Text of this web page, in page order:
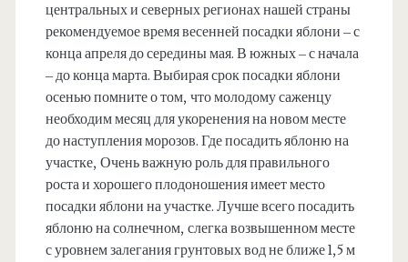
центральных и северных регионах нашей страны
рекомендуемое время весенней посадки яблони – с
конца апреля до середины мая. В южных – с начала
– до конца марта. Выбирая срок посадки яблони
осенью помните о том, что молодому саженцу
необходим месяц для укоренения на новом месте
до наступления морозов. Где посадить яблоню на
участке, Очень важную роль для правильного
роста и хорошего плодоношения имеет место
посадки яблони на участке. Лучше всего посадить
яблоню на солнечном, слегка возвышенном месте
с уровнем залегания грунтовых вод не ближе 1,5 м